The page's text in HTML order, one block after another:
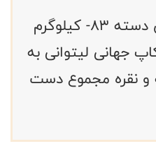
فرید صالحی ملی پوش دسته 83- کیلوگرم
جهانی لیتوانی به
نقره مجموع دست